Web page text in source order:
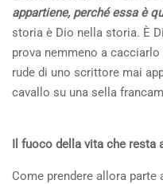
appartiene, perché essa è
storia è Dio nella storia. È
prova nemmeno a
rude di uno scrittore mai
cavallo su una sella
Il fuoco della vita che resta
Come prendere allora parte